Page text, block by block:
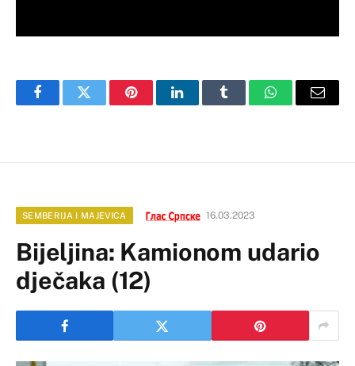
FacebookTwitter PinterestLinkedInTumblr WhatsAppEmail
SEMBERIJA I MAJEVICA 16.03.2023
Bijeljina: Kamionom udario
dječaka (12)